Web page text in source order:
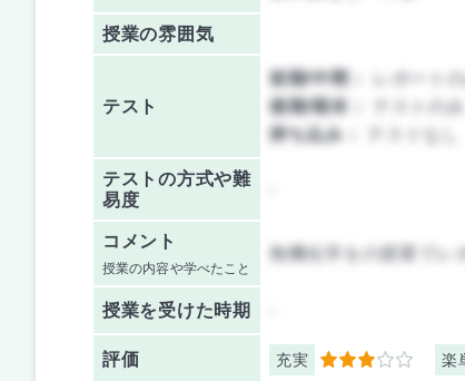
授業の雰囲気
テスト
前期/中間：
レポートの
後期/期末：
テストのみ
持ち込み：
テストの方式や難
易度
コメント
授業の内容や学べたこと
無機化学をの授業でレ
授業を受けた時期
評価 充実 3 楽